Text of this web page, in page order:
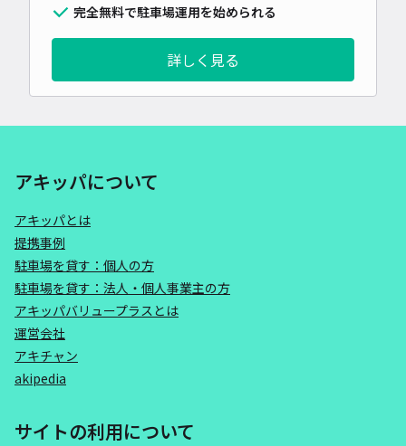
完全無料で駐車場運用を始められる
詳しく見る
アキッパについて
アキッパとは
提携事例
駐車場を貸す：個人の方
駐車場を貸す：法人・個人事業主の方
アキッパバリュープラスとは
運営会社
アキチャン
akipedia
サイトの利用について